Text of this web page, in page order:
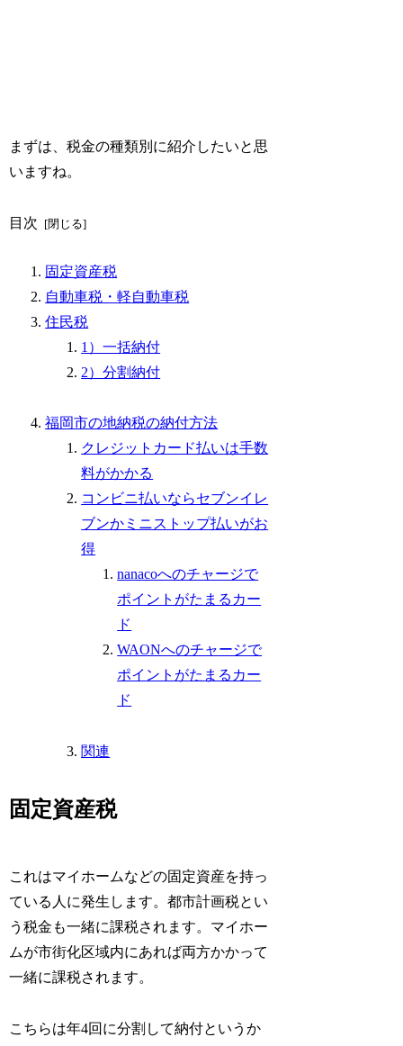
まずは、税金の種類別に紹介したいと思
いますね。
目次
固定資産税
自動車税・軽自動車税
住民税
1）一括納付
2）分割納付
福岡市の地納税の納付方法
クレジットカード払いは手数
料がかかる
コンビニ払いならセブンイレ
ブンかミニストップ払いがお
得
nanacoへのチャージで
ポイントがたまるカー
ド
WAONへのチャージで
ポイントがたまるカー
ド
関連
固定資産税
これはマイホームなどの固定資産を持っ
ている人に発生します。都市計画税とい
う税金も一緒に課税されます。マイホー
ムが市街化区域内にあれば両方かかって
一緒に課税されます。
こちらは年4回に分割して納付というか